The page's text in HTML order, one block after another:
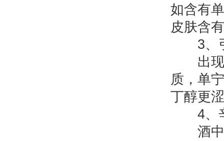
如含有
皮肤含
3、引
出现
质，单
丁醇更
4、
酒中